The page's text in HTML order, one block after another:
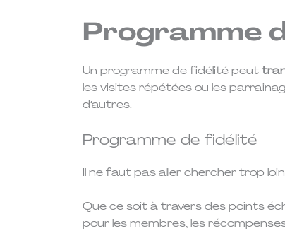
Programme
Un programme de fidélité peut
les visites répétées ou les
d’autres.
Programme de fidélité
Il ne faut pas aller chercher trop
Que ce soit à travers des points
pour les membres, les